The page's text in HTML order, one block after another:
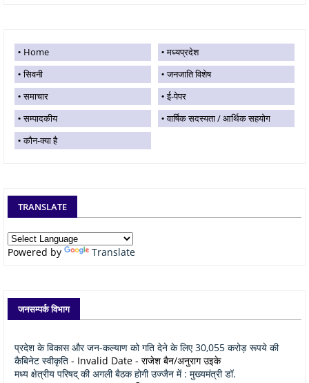
Home
मध्यप्रदेश
सिवनी
जनजाति विशेष
समाचार
ई-पेपर
सम्पादकीय
वार्षिक सदस्यता / आर्थिक सहयोग
कौन-क्या है
TRANSLATE
Powered by Translate
जनसम्पर्क विभाग
प्रदेश के विकास और जन-कल्याण को गति देने के लिए 30,055 करोड़ रूपये की
कैबिनेट स्वीकृति - Invalid Date - राजेश बैन/अनुराग उइके
मध्य क्षेत्रीय परिषद् की अगली बैठक होगी उज्जैन में : मुख्यमंत्री डॉ.